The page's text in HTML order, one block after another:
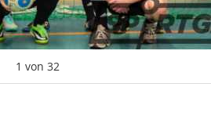
1 von 32